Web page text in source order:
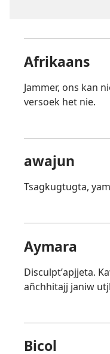
Afrikaans
Jammer, ons kan
versoek het nie.
awajun
Tsagkugtugta,
Aymara
Disculptʼapjjeta.
añchhitajj janiw
Bicol